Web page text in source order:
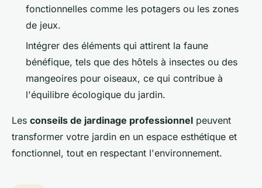
fonctionnelles comme les potagers ou les zones
de jeux.
Intégrer des éléments qui attirent la faune
bénéfique, tels que des hôtels à insectes ou des
mangeoires pour oiseaux, ce qui contribue à
l'équilibre écologique du jardin.
Les conseils de jardinage professionnel peuvent
transformer votre jardin en un espace esthétique et
fonctionnel, tout en respectant l'environnement.